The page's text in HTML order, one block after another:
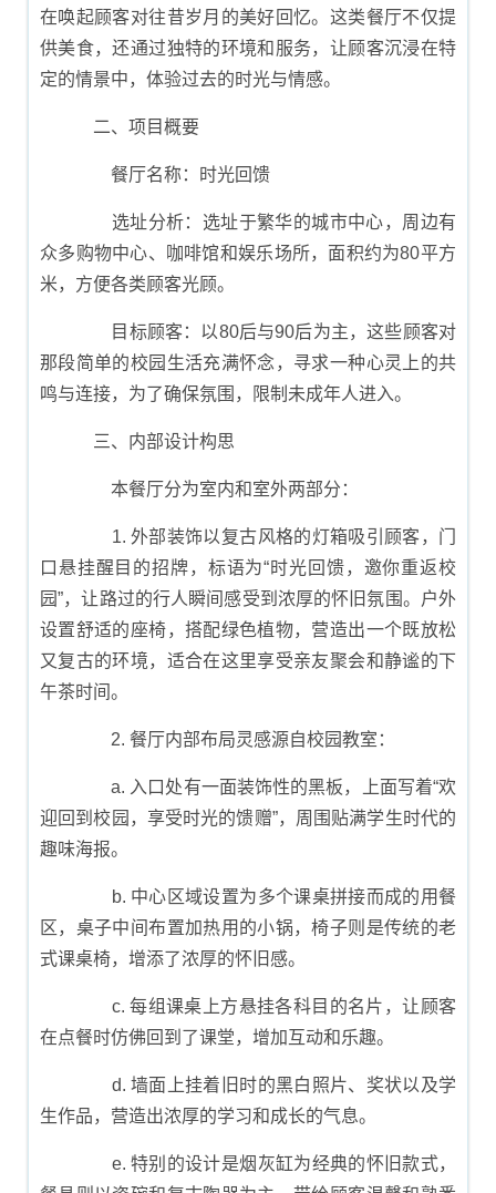
在唤起顾客对往昔岁月的美好回忆。这类餐厅不仅提
供美食，还通过独特的环境和服务，让顾客沉浸在特
定的情景中，体验过去的时光与情感。
二、项目概要
餐厅名称：时光回馈
选址分析：选址于繁华的城市中心，周边有
众多购物中心、咖啡馆和娱乐场所，面积约为80平方
米，方便各类顾客光顾。
目标顾客：以80后与90后为主，这些顾客对
那段简单的校园生活充满怀念，寻求一种心灵上的共
鸣与连接，为了确保氛围，限制未成年人进入。
三、内部设计构思
本餐厅分为室内和室外两部分：
1. 外部装饰以复古风格的灯箱吸引顾客，门
口悬挂醒目的招牌，标语为“时光回馈，邀你重返校
园”，让路过的行人瞬间感受到浓厚的怀旧氛围。户外
设置舒适的座椅，搭配绿色植物，营造出一个既放松
又复古的环境，适合在这里享受亲友聚会和静谧的下
午茶时间。
2. 餐厅内部布局灵感源自校园教室：
a. 入口处有一面装饰性的黑板，上面写着“欢
迎回到校园，享受时光的馈赠”，周围贴满学生时代的
趣味海报。
b. 中心区域设置为多个课桌拼接而成的用餐
区，桌子中间布置加热用的小锅，椅子则是传统的老
式课桌椅，增添了浓厚的怀旧感。
c. 每组课桌上方悬挂各科目的名片，让顾客
在点餐时仿佛回到了课堂，增加互动和乐趣。
d. 墙面上挂着旧时的黑白照片、奖状以及学
生作品，营造出浓厚的学习和成长的气息。
e. 特别的设计是烟灰缸为经典的怀旧款式，